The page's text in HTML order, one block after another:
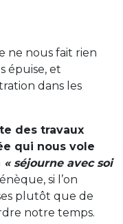
ne nous fait rien
épuise, et
dans les
des travaux
qui nous vole
« séjourne avec soi
si l’on
plutôt que de
notre temps.